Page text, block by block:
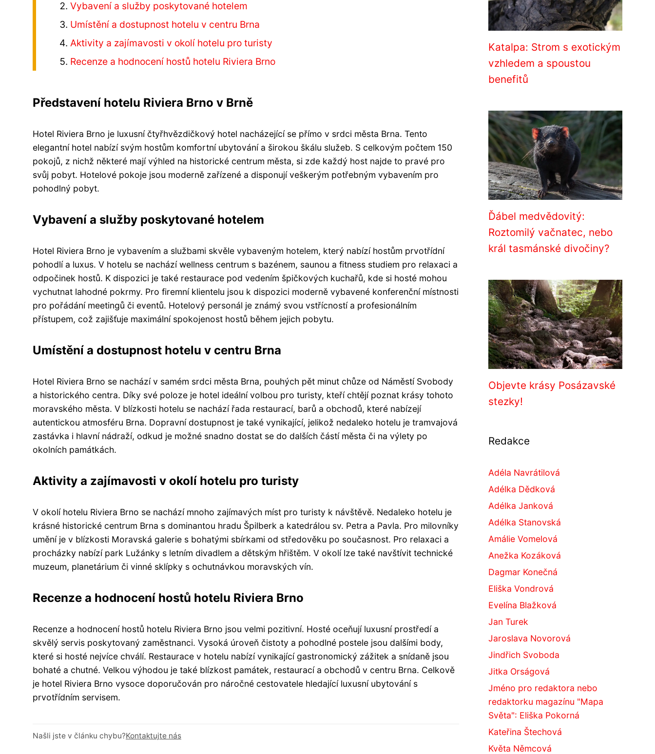
Vybavení a služby poskytované hotelem
Umístění a dostupnost hotelu v centru Brna
Aktivity a zajímavosti v okolí hotelu pro turisty
Recenze a hodnocení hostů hotelu Riviera Brno
Představení hotelu Riviera Brno v Brně
Hotel Riviera Brno je luxusní čtyřhvězdičkový hotel nacházející se přímo v srdci města Brna. Tento
elegantní hotel nabízí svým hostům komfortní ubytování a širokou škálu služeb. S celkovým počtem 150
pokojů, z nichž některé mají výhled na historické centrum města, si zde každý host najde to pravé pro
svůj pobyt. Hotelové pokoje jsou moderně zařízené a disponují veškerým potřebným vybavením pro
pohodlný pobyt.
Vybavení a služby poskytované hotelem
Hotel Riviera Brno je vybavením a službami skvěle vybaveným hotelem, který nabízí hostům prvotřídní
pohodlí a luxus. V hotelu se nachází wellness centrum s bazénem, saunou a fitness studiem pro relaxaci a
odpočinek hostů. K dispozici je také restaurace pod vedením špičkových kuchařů, kde si hosté mohou
vychutnat lahodné pokrmy. Pro firemní klientelu jsou k dispozici moderně vybavené konferenční místnosti
pro pořádání meetingů či eventů. Hotelový personál je známý svou vstřícností a profesionálním
přístupem, což zajišťuje maximální spokojenost hostů během jejich pobytu.
Umístění a dostupnost hotelu v centru Brna
Hotel Riviera Brno se nachází v samém srdci města Brna, pouhých pět minut chůze od Náměstí Svobody
a historického centra. Díky své poloze je hotel ideální volbou pro turisty, kteří chtějí poznat krásy tohoto
moravského města. V blízkosti hotelu se nachází řada restaurací, barů a obchodů, které nabízejí
autentickou atmosféru Brna. Dopravní dostupnost je také vynikající, jelikož nedaleko hotelu je tramvajová
zastávka i hlavní nádraží, odkud je možné snadno dostat se do dalších částí města či na výlety po
okolních památkách.
Aktivity a zajímavosti v okolí hotelu pro turisty
V okolí hotelu Riviera Brno se nachází mnoho zajímavých míst pro turisty k návštěvě. Nedaleko hotelu je
krásné historické centrum Brna s dominantou hradu Špilberk a katedrálou sv. Petra a Pavla. Pro milovníky
umění je v blízkosti Moravská galerie s bohatými sbírkami od středověku po současnost. Pro relaxaci a
procházky nabízí park Lužánky s letním divadlem a dětským hřištěm. V okolí lze také navštívit technické
muzeum, planetárium či vinné sklípky s ochutnávkou moravských vín.
Recenze a hodnocení hostů hotelu Riviera Brno
Recenze a hodnocení hostů hotelu Riviera Brno jsou velmi pozitivní. Hosté oceňují luxusní prostředí a
skvělý servis poskytovaný zaměstnanci. Vysoká úroveň čistoty a pohodlné postele jsou dalšími body,
které si hosté nejvíce chválí. Restaurace v hotelu nabízí vynikající gastronomický zážitek a snídaně jsou
bohaté a chutné. Velkou výhodou je také blízkost památek, restaurací a obchodů v centru Brna. Celkově
je hotel Riviera Brno vysoce doporučován pro náročné cestovatele hledající luxusní ubytování s
prvotřídním servisem.
Našli jste v článku chybu?Kontaktujte nás
Katalpa: Strom s exotickým
vzhledem a spoustou
benefitů
Ďábel medvědovitý:
Roztomilý vačnatec, nebo
král tasmánské divočiny?
Objevte krásy Posázavské
stezky!
Redakce
Adéla Navrátilová
Adélka Dědková
Adélka Janková
Adélka Stanovská
Amálie Vomelová
Anežka Kozáková
Dagmar Konečná
Eliška Vondrová
Evelína Blažková
Jan Turek
Jaroslava Novorová
Jindřich Svoboda
Jitka Orságová
Jméno pro redaktora nebo
redaktorku magazínu "Mapa
Světa": Eliška Pokorná
Kateřina Štechová
Květa Němcová